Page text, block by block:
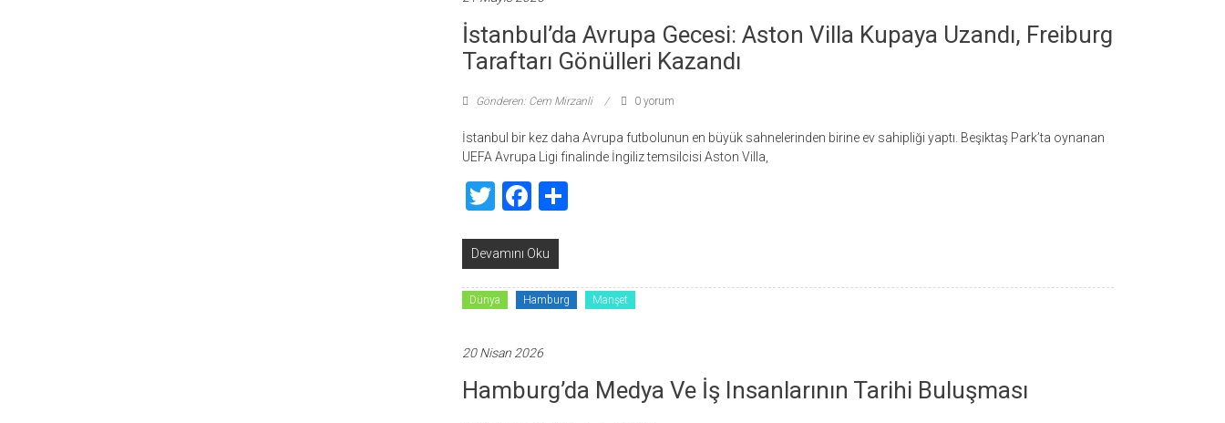
İstanbul’da Avrupa Gecesi: Aston Villa Kupaya Uzandı, Freiburg
Taraftarı Gönülleri Kazandı
Gönderen: Cem Mirzanli 0 yorum
İstanbul bir kez daha Avrupa futbolunun en büyük sahnelerinden birine ev sahipliği yaptı. Beşiktaş Park’ta oynanan
UEFA Avrupa Ligi finalinde İngiliz temsilcisi Aston Villa,
TwitterFacebook
Devamını Oku
Dünya Hamburg Manşet
20 Nisan 2026
Hamburg’da Medya Ve İş Insanlarının Tarihi Buluşması